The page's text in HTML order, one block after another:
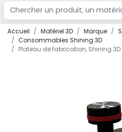
Accueil Matériel 3D Marque
Consommables Shining 3D
Plateau de fabrication, Shining 3D